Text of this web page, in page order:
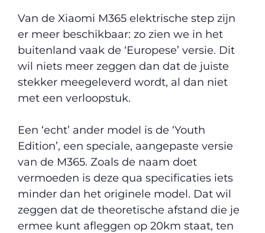
Van de Xiaomi M365 elektrische step zijn
er meer beschikbaar: zo zien we in het
buitenland vaak de ‘Europese’ versie. Dit
wil niets meer zeggen dan dat de juiste
stekker meegeleverd wordt, al dan niet
met een verloopstuk.
Een ‘echt’ ander model is de ‘Youth
Edition’, een speciale, aangepaste versie
van de M365. Zoals de naam doet
vermoeden is deze qua specificaties iets
minder dan het originele model. Dat wil
zeggen dat de theoretische afstand die je
ermee kunt afleggen op 20km staat, ten